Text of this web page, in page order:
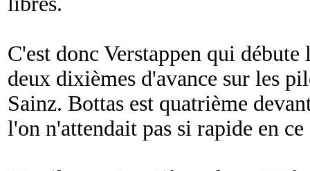
C'est donc Verstappen qui
deux dixièmes d'avance sur les
Sainz. Bottas est quatrième
l'on n'attendait pas si rapide en